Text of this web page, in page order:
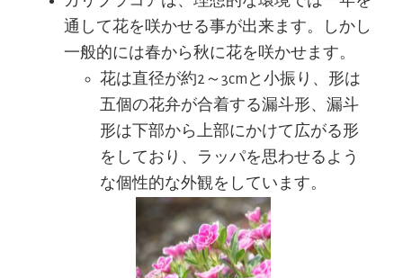
通して花を咲かせる事が出来ます。しかし
一般的には春から秋に花を咲かせます。
花は直径が約2～3cmと小振り、形は
五個の花弁が合着する漏斗形、漏斗
形は下部から上部にかけて広がる形
をしており、ラッパを思わせるよう
な個性的な外観をしています。